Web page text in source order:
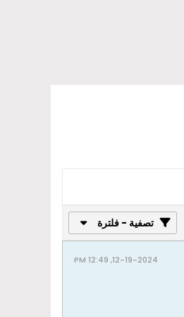
تصفية - فلترة
12-19-2024, 12:49 PM